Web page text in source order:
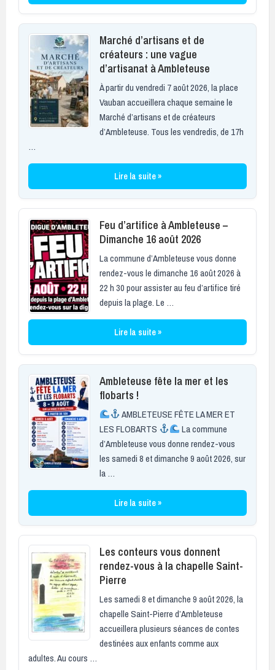
Marché d’artisans et de
créateurs : une vague
d’artisanat à Ambleteuse
À partir du vendredi 7 août 2026, la place
Vauban accueillera chaque semaine le
Marché d’artisans et de créateurs
d’Ambleteuse. Tous les vendredis, de 17h
…
Lire la suite »
Feu d’artifice à Ambleteuse –
Dimanche 16 août 2026
La commune d’Ambleteuse vous donne
rendez-vous le dimanche 16 août 2026 à
22 h 30 pour assister au feu d’artifice tiré
depuis la plage. Le …
Lire la suite »
Ambleteuse fête la mer et les
flobarts !
AMBLETEUSE FÊTE LA MER ET
LES FLOBARTS
La commune
d’Ambleteuse vous donne rendez-vous
les samedi 8 et dimanche 9 août 2026, sur
la …
Lire la suite »
Les conteurs vous donnent
rendez-vous à la chapelle Saint-
Pierre
Les samedi 8 et dimanche 9 août 2026, la
chapelle Saint-Pierre d’Ambleteuse
accueillera plusieurs séances de contes
destinées aux enfants comme aux
adultes. Au cours …